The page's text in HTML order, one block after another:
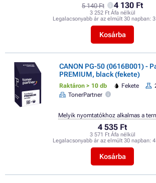
5 140 Ft 4 130 Ft
3 252 Ft Áfa nélkül
Legalacsonyabb ár az elmúlt 30 napban:
Kosárba
CANON PG-50 (0616B001) -
PREMIUM, black (fekete)
Raktáron > 10 db Fekete
TonerPartner
4 535 Ft
3 571 Ft Áfa nélkül
Legalacsonyabb ár az elmúlt 30 napban:
Kosárba
Melyik nyomtatókhoz alkalmas a